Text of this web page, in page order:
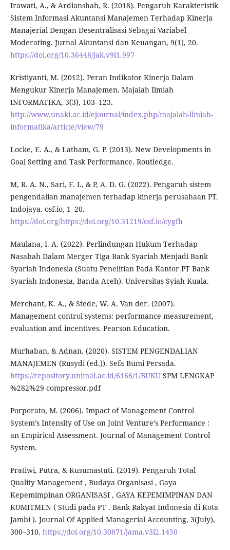
Irawati, A., & Ardianshah, R. (2018). Pengaruh Karakteristik
Sistem Informasi Akuntansi Manajemen Terhadap Kinerja
Manajerial Dengan Desentralisasi Sebagai Variabel
Moderating. Jurnal Akuntansi dan Keuangan, 9(1), 20.
https://doi.org/10.36448/jak.v9i1.997
Kristiyanti, M. (2012). Peran Indikator Kinerja Dalam
Mengukur Kinerja Manajemen. Majalah Ilmiah
INFORMATIKA, 3(3), 103–123.
http://www.unaki.ac.id/ejournal/index.php/majalah-ilmiah-
informatika/article/view/79
Locke, E. A., & Latham, G. P. (2013). New Developments in
Goal Setting and Task Performance. Routledge.
M, R. A. N., Sari, F. I., & P, A. D. G. (2022). Pengaruh sistem
pengendalian manajemen terhadap kinerja perusahaan PT.
Indojaya. osf.io, 1–20.
https://doi.org/https://doi.org/10.31219/osf.io/cygfh
Maulana, I. A. (2022). Perlindungan Hukum Terhadap
Nasabah Dalam Merger Tiga Bank Syariah Menjadi Bank
Syariah Indonesia (Suatu Penelitian Pada Kantor PT Bank
Syariah Indonesia, Banda Aceh). Universitas Syiah Kuala.
Merchant, K. A., & Stede, W. A. Van der. (2007).
Management control systems: performance measurement,
evaluation and incentives. Pearson Education.
Murhaban, & Adnan. (2020). SISTEM PENGENDALIAN
MANAJEMEN (Rusydi (ed.)). Sefa Bumi Persada.
https://repository.unimal.ac.id/6166/1/BUKUSPM LENGKAP
%282%29 compressor.pdf
Porporato, M. (2006). Impact of Management Control
System’s Intensity of Use on Joint Venture’s Performance :
an Empirical Assessment. Journal of Management Control
System.
Pratiwi, Putra, & Kusumastuti. (2019). Pengaruh Total
Quality Management , Budaya Organisasi , Gaya
Kepemimpinan ORGANISASI , GAYA KEPEMIMPINAN DAN
KOMITMEN ( Studi pada PT . Bank Rakyat Indonesia di Kota
Jambi ). Journal Of Applied Managerial Accounting, 3(July),
300–310. https://doi.org/10.30871/jama.v3i2.1450